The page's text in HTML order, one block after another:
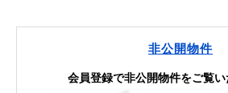
非公開物件
会員登録で非公開物件をご覧い